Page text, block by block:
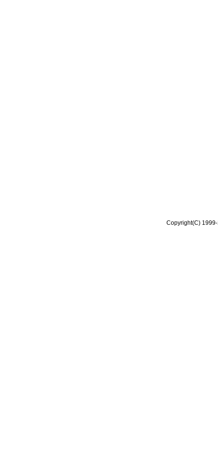
Copyright(C)